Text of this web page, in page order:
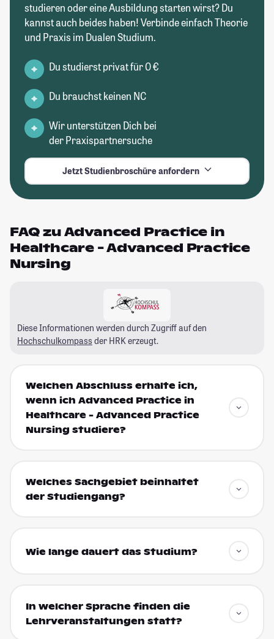
studieren oder eine Ausbildung starten wirst? Du
kannst auch beides haben! Verbinde einfach Theorie
und Praxis im Dualen Studium.
Du studierst privat für 0 €
Du brauchst keinen NC
Wir unterstützen Dich bei
der Praxispartnersuche
Jetzt Studienbroschüre anfordern
FAQ zu Advanced Practice in
Healthcare - Advanced Practice
Nursing
Diese Informationen werden durch Zugriff auf den
Hochschulkompass der HRK erzeugt.
Welchen Abschluss erhalte ich,
wenn ich Advanced Practice in
Healthcare - Advanced Practice
Nursing studiere?
Welches Sachgebiet beinhaltet
der Studiengang?
Wie lange dauert das Studium?
In welcher Sprache finden die
Lehrveranstaltungen statt?